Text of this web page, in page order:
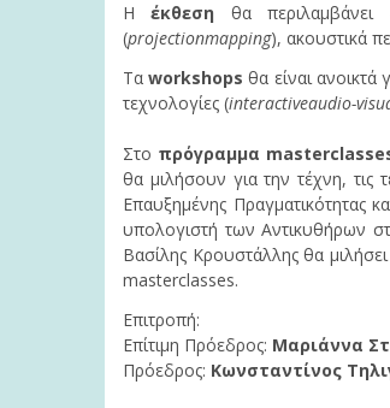
Ηέκθεση θα περιλαμβάνει
(projectionmapping), ακουστικά
Tαworkshops θα είναι ανοικτά
τεχνολογίες (interactiveaudio-
Στο πρόγραμμα
θα μιλήσουν για την τέχνη, τις
Επαυξημένης
υπολογιστή των Αντικυθήρων
Βασίλης Κρουστάλλης θα
masterclasses.
Επιτροπή:
Επίτιμη Πρόεδρος: Μαριάννα
Πρόεδρος: Κωνσταντίνος